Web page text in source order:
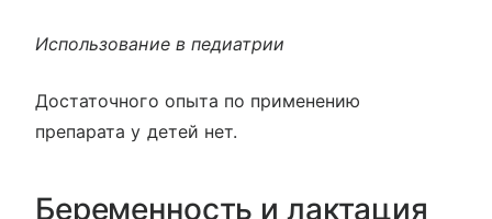
Использование в педиатрии
Достаточного опыта по применению
препарата у детей нет.
Беременность и лактация